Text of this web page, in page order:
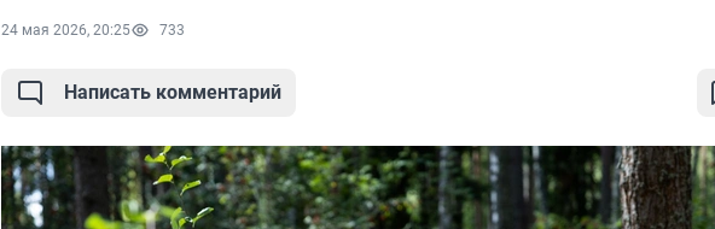
24 мая 2026, 20:25 733
Написать комментарий